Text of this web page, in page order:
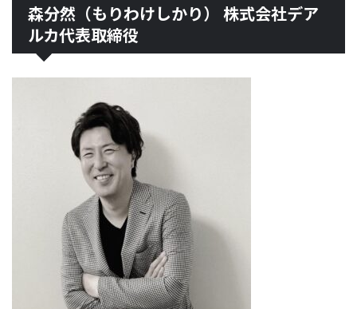
森分然（もりわけしかり） 株式会社デア
ルカ代表取締役